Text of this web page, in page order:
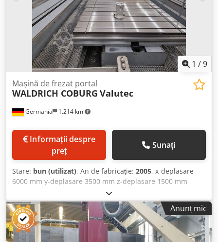
Dedpovwgm Hsfx Ambjck Sistem de control SIEMENS 840C
Greutate mașină aprox. 360 t >>> retrofit 2011
1 /9
Germania 1.214 km
Mașină de frezat portal
WALDRICH COBURG Valutec
preț
Sunați
Stare: bun (utilizat), An de fabricație: 2005, x-deplasare
6000 mm y-deplasare 3500 mm z-deplasare 1500 mm
Control: SIEMENS 840D Sarcină masă: 12 t Înălțime peste
nivelul solului: 6300 mm Dimensiuni masă - pe lungime:
5000 mm Dimensiuni masă - pe lățime: 2500 mm Număr
mese: 2 Magazie de schimbare a sculelor: 200 poziții
Greutate maximă sculă: 30 kg Prindere sculă: HSK A 100
Anunț mic